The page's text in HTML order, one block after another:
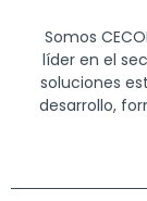
Somos
líder en el
soluciones
desarrollo,